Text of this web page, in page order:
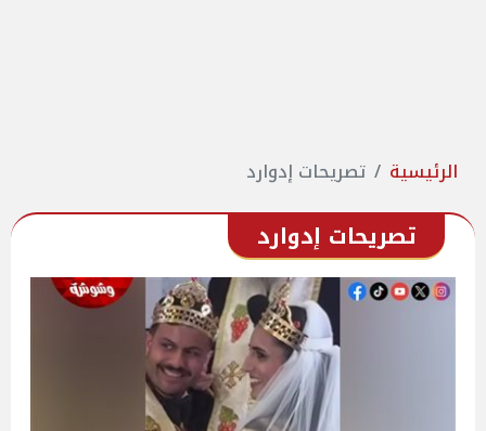
الرئيسية تصريحات إدوارد
تصريحات إدوارد